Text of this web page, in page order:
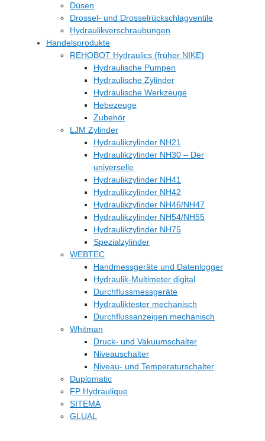
Düsen
Drossel- und Drosselrückschlagventile
Hydraulikverschraubungen
Handelsprodukte
REHOBOT Hydraulics (früher NIKE)
Hydraulische Pumpen
Hydraulische Zylinder
Hydraulische Werkzeuge
Hebezeuge
Zubehör
LJM Zylinder
Hydraulikzylinder NH21
Hydraulikzylinder NH30 – Der
universelle
Hydraulikzylinder NH41
Hydraulikzylinder NH42
Hydraulikzylinder NH46/NH47
Hydraulikzylinder NH54/NH55
Hydraulikzylinder NH75
Spezialzylinder
WEBTEC
Handmessgeräte und Datenlogger
Hydraulik-Multimeter digital
Durchflussmessgeräte
Hydrauliktester mechanisch
Durchflussanzeigen mechanisch
Whitman
Druck- und Vakuumschalter
Niveauschalter
Niveau- und Temperaturschalter
Duplomatic
FP Hydraulique
SITEMA
GLUAL